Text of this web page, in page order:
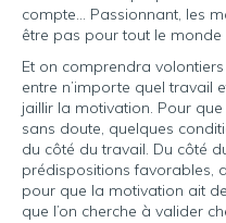
compte… Passionnant, les
être pas pour tout le monde
Et on comprendra
entre n’importe quel travail
jaillir la motivation. Pour
sans doute, quelques
du côté du travail. Du côté
prédispositions favorables,
pour que la motivation ait
que l’on cherche à valider